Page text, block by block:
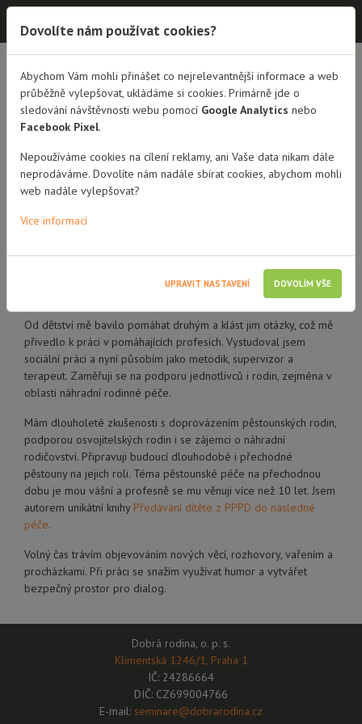
Dobrá rodina - semináře
PŘEHLED LEKTORŮ MGR. PETR MÍCHAL
Mgr. Petr Míchal
Od dětství mě bavilo pomáhat druhým a klást jim otázky, což mě
přivedlo k práci v pomáhajících profesích. Vystudoval jsem
sociální práci a nyní působím jako metodik, supervizor a
terapeut. Zaměřuji se na podporu jednotlivců i rodin, zejména v
oblasti náhradní rodinné péče.
Mám dlouholeté zkušenosti s doprovázením pěstounských rodin,
podporou osvojitelských rodin i se zájemci o náhradní
rodičovství. Připravuji budoucí dlouhodobé i přechodné
pěstouny na jejich roli. Téma pěstounské péče na přechodnou
dobu je mou vášní a profesně se mu věnuji více než 10 let. Jsem
autorem unikátní knihy Předávání dítěte z PPPD do následné
péče.
Volný čas trávím objevováním nových věcí, rozhovory, vařením a
procházkami. Při práci se snažím využívat humor a vytvářet
bezpečný prostor pro dialog.
Dobrá rodina, o. p. s.
Klimentská 1246/1, Praha 1
IČ: 24286664
DIČ: CZ699004766
E-mail: seminare@dobrarodina.cz
Dovolíte nám používat cookies?
Abychom Vám mohli přinášet co nejrelevantnější informace a web
průběžně vylepšovat, ukládáme si cookies. Primárně jde o
sledování návštěvnosti webu pomocí Google Analytics nebo
Facebook Pixel.
Nepoužíváme cookies na cílení reklamy, ani Vaše data nikam dále
neprodáváme. Dovolíte nám nadále sbírat cookies, abychom mohli
web nadále vylepšovat?
Více informací
UPRAVIT NASTAVENÍ DOVOLÍM VŠE